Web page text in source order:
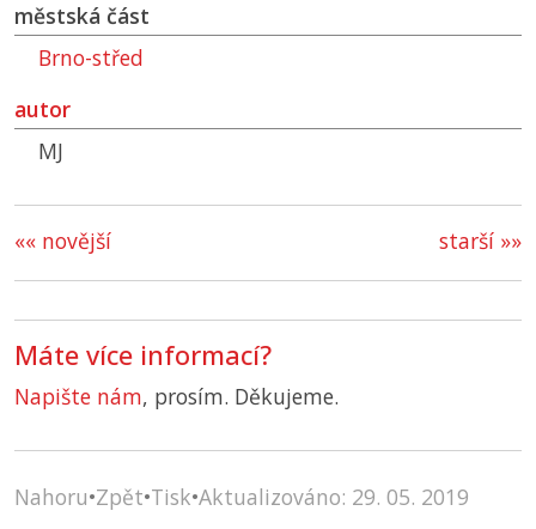
městská část
Brno-střed
autor
MJ
starší »»
«« novější
Máte více informací?
Napište nám, prosím. Děkujeme.
Nahoru•Zpět•Tisk•Aktualizováno: 29. 05. 2019